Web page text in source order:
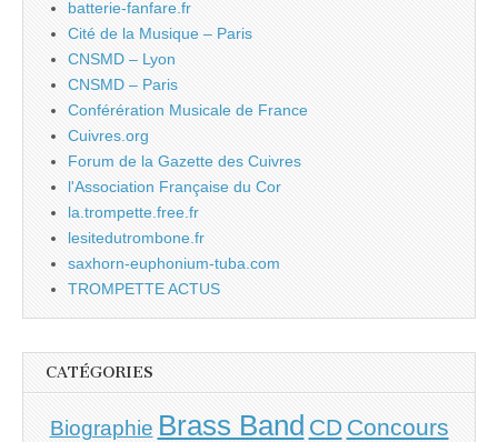
batterie-fanfare.fr
Cité de la Musique – Paris
CNSMD – Lyon
CNSMD – Paris
Conférération Musicale de France
Cuivres.org
Forum de la Gazette des Cuivres
l'Association Française du Cor
la.trompette.free.fr
lesitedutrombone.fr
saxhorn-euphonium-tuba.com
TROMPETTE ACTUS
CATÉGORIES
Biographie Brass Band CD Concours